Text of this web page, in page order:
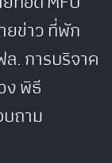
ยข่าวที่พัก
.การบริจาค
งพิธี
ถาม